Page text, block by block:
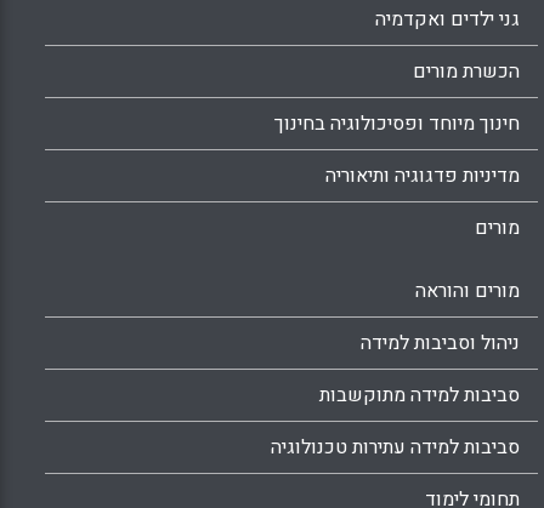
גני ילדים ואקדמיה
הכשרת מורים
חינוך מיוחד ופסיכולוגיה בחינוך
מדיניות פדגוגיה ותיאוריה
מורים
מורים והוראה
ניהול וסביבות למידה
סביבות למידה מתוקשבות
סביבות למידה עתירות טכנולוגיה
תחומי לימוד